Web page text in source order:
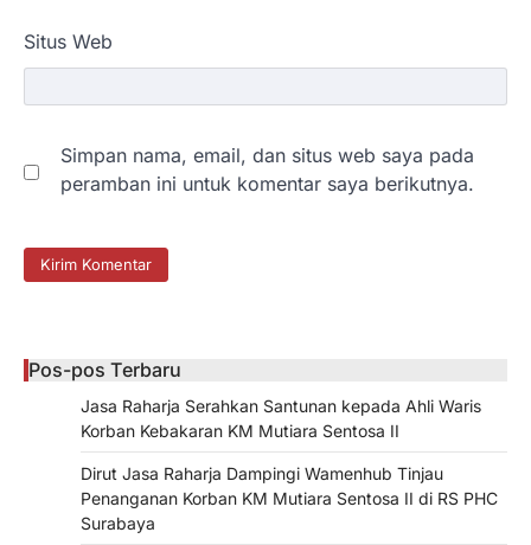
Situs Web
Simpan nama, email, dan situs web saya pada
peramban ini untuk komentar saya berikutnya.
Pos-pos Terbaru
Jasa Raharja Serahkan Santunan kepada Ahli Waris
Korban Kebakaran KM Mutiara Sentosa II
Dirut Jasa Raharja Dampingi Wamenhub Tinjau
Penanganan Korban KM Mutiara Sentosa II di RS PHC
Surabaya